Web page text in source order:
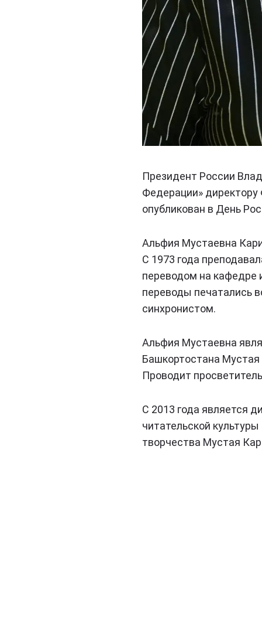
Президент России
Федерации»
опубликован в День
Альфия Мустаевна
С 1973 года
переводом на кафедре
переводы печатались
синхронистом.
Альфия Мустаевна
Башкортостана Мустая
Проводит
С 2013 года является
читательской
творчества Мустая